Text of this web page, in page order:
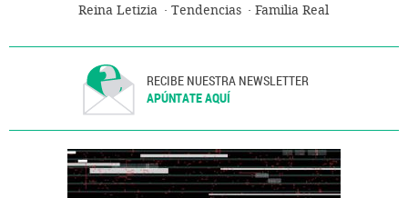
Reina Letizia Tendencias Familia Real
RECIBE NUESTRA NEWSLETTER
APÚNTATE AQUÍ